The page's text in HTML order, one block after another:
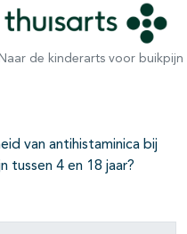
Naar de kinderarts voor
van antihistaminica bij
tussen 4 en 18 jaar?